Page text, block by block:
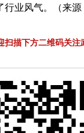
业风气。（来
扫描下方二维码关注